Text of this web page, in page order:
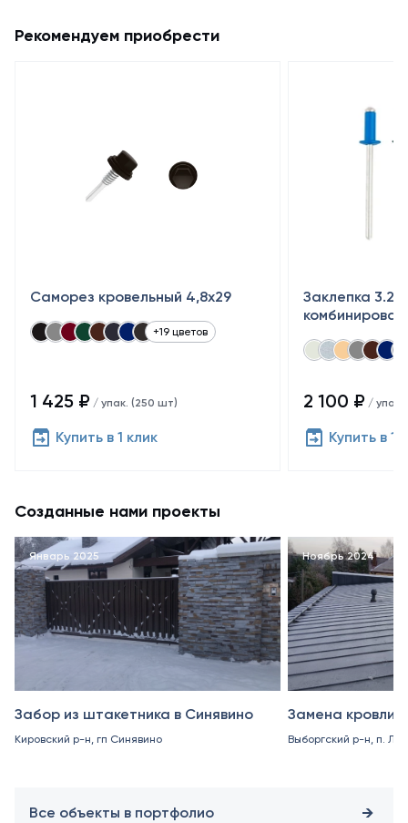
Рекомендуем приобрести
Саморез кровельный 4,8x29
+19 цветов
1 425 ₽ / упак. (250 шт)
Купить в 1 клик
Заклепка
2 100 ₽ / упак.
Купить в 1
Созданные нами проекты
Январь 2025
Забор из штакетника в Синявино
Кировский р-н, гп Синявино
Ноябрь 2024
Замена кровли
Выборгский р-н, п.
Все объекты в портфолио